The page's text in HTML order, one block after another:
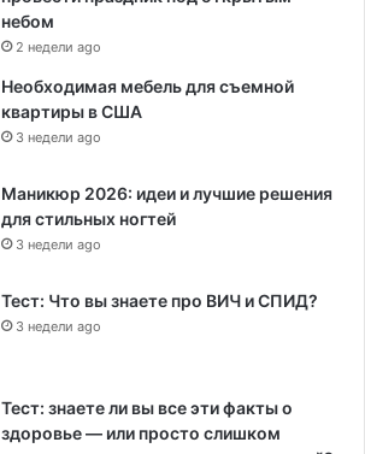
небом
2 недели ago
Необходимая мебель для съемной
квартиры в США
3 недели ago
Маникюр 2026: идеи и лучшие решения
для стильных ногтей
3 недели ago
Тест: Что вы знаете про ВИЧ и СПИД?
3 недели ago
Тест: знаете ли вы все эти факты о
здоровье — или просто слишком